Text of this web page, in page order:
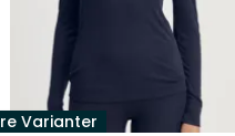
Varianter